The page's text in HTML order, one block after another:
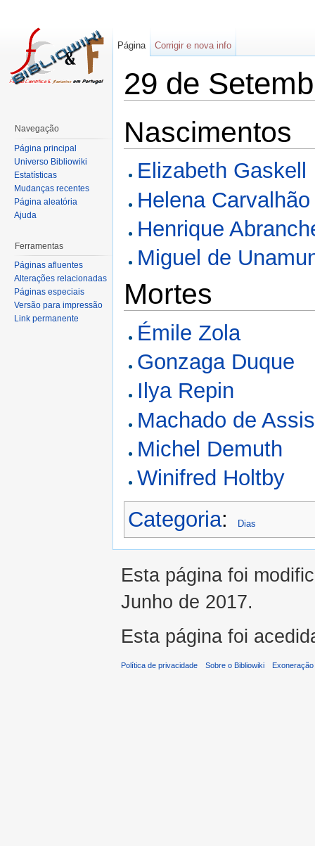
29 de
Nascimentos
Elizabeth Gaskell
Helena
Henrique
Miguel de
Mortes
Émile Zola
Gonzaga Duque
Ilya Repin
Machado de Assis
Michel Demuth
Winifred Holtby
Categoria: Dias
Página Corrigir e nova info
Navegação
Página principal
Universo Bibliowiki
Estatísticas
Mudanças recentes
Página aleatória
Ajuda
Ferramentas
Páginas afluentes
Alterações relacionadas
Páginas especiais
Versão para impressão
Link permanente
Esta página foi
Junho de 2017.
Esta página foi
Política de privacidade Sobre o Bibliowiki